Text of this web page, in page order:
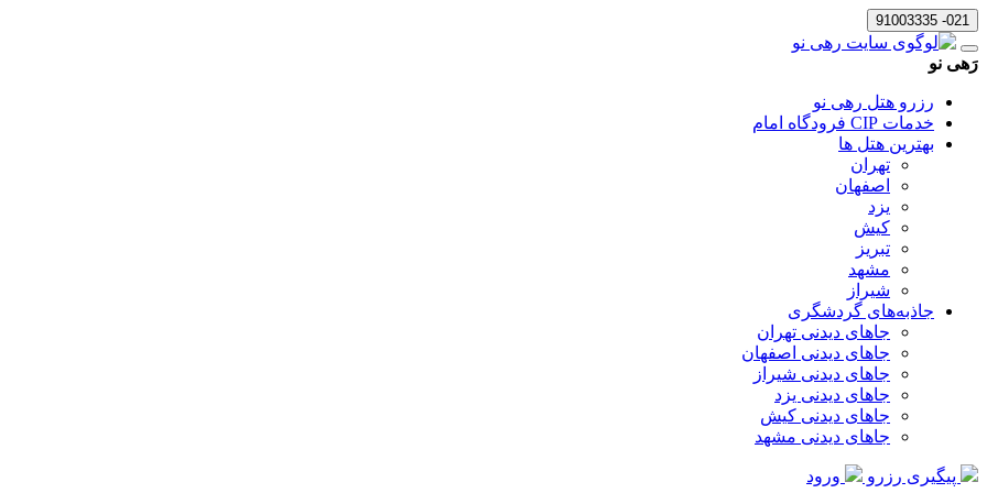
021- 91003335
رَهی نو
رزرو هتل رهی نو
خدمات CIP فرودگاه امام
بهترین هتل ها
تهران
اصفهان
یزد
کیش
تبریز
مشهد
شیراز
جاذبه‌های گردشگری
جاهای دیدنی تهران
جاهای دیدنی اصفهان
جاهای دیدنی شیراز
جاهای دیدنی یزد
جاهای دیدنی کیش
جاهای دیدنی مشهد
پیگیری رزرو ورود